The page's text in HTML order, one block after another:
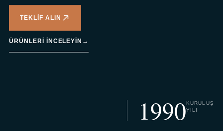
TEKLIF ALIN
ÜRÜNLERI INCELEYIN →
1990KURULUŞ
YILI